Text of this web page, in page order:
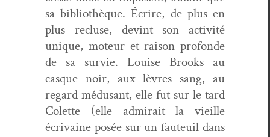
sa bib­lio­thèque. Écrire, de plus en
plus recluse, devint son activ­ité
unique, moteur et rai­son pro­fonde
de sa survie. Louise Brooks au
casque noir, aux lèvres sang, au
regard médu­sant, elle fut sur le tard
Colette (elle admi­rait la vieille
écrivaine posée sur un fau­teuil dans